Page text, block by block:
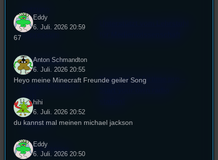
Impressum
Datenschutz
Cookie-Richtlinie
(EU)
Empfang
EPK & Presse
Powered by Airtime.pro –
Eddy
6. Juli. 2026 20:59
67
Anton Schmandton
6. Juli. 2026 20:55
Heyo meine Minecraft Freunde geiler Song
hihi
6. Juli. 2026 20:52
du kannst mal meinen michael jackson
Eddy
6. Juli. 2026 20:50